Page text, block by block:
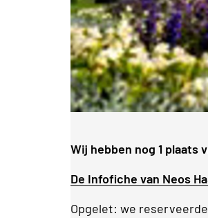
Wij hebben nog 1 plaats
De Infofiche van Neos
Opgelet: we